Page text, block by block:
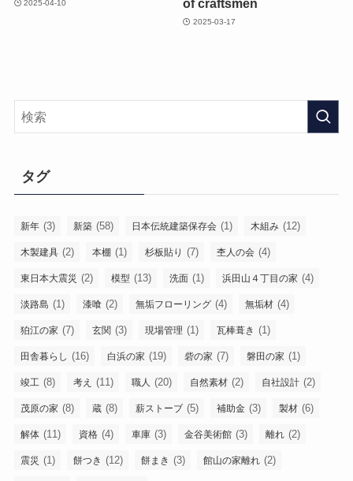
2025-04-10
of craftsmen
2025-03-17
タグ
新年 (3) 新築 (58) 日本伝統建築保存会 (1) 木組み (12)
木製建具 (2) 本棚 (1) 杉板貼り (7) 杢人の会 (4)
東日本大震災 (2) 模型 (13) 洗面 (1) 浜田山４丁目の家 (4)
淡路島 (1) 漆喰 (2) 無垢フローリング (4) 無垢材 (4)
狛江の家 (7) 玄関 (3) 現場管理 (1) 瓦棒葺き (1)
田舎暮らし (16) 白浜の家 (19) 砦の家 (7) 磐田の家 (1)
竣工 (8) 考え (11) 職人 (20) 自然素材 (2) 自社設計 (2)
茂原の家 (8) 蔵 (8) 薪ストーブ (5) 補助金 (3) 製材 (6)
解体 (11) 資格 (4) 車庫 (3) 金谷美術館 (3) 離れ (2)
震災 (1) 餅つき (12) 餅まき (3) 館山の家離れ (2)